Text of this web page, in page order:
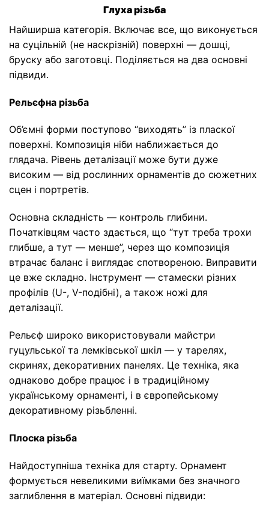
Глуха різьба
Найширша категорія. Включає все, що виконується
на суцільній (не наскрізній) поверхні — дошці,
бруску або заготовці. Поділяється на два основні
підвиди.
Рельєфна різьба
Об’ємні форми поступово “виходять” із пласкої
поверхні. Композиція ніби наближається до
глядача. Рівень деталізації може бути дуже
високим — від рослинних орнаментів до сюжетних
сцен і портретів.
Основна складність — контроль глибини.
Початківцям часто здається, що “тут треба трохи
глибше, а тут — менше”, через що композиція
втрачає баланс і виглядає спотвореною. Виправити
це вже складно. Інструмент — стамески різних
профілів (U-, V-подібні), а також ножі для
деталізації.
Рельєф широко використовували майстри
гуцульської та лемківської шкіл — у тарелях,
скринях, декоративних панелях. Це техніка, яка
однаково добре працює і в традиційному
українському орнаменті, і в європейському
декоративному різьбленні.
Плоска різьба
Найдоступніша техніка для старту. Орнамент
формується невеликими виїмками без значного
заглиблення в матеріал. Основні підвиди: